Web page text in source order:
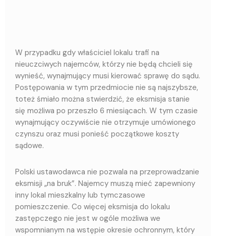
W przypadku gdy właściciel lokalu trafi na
nieuczciwych najemców, którzy nie będą chcieli się
wynieść, wynajmujący musi kierować sprawę do sądu.
Postępowania w tym przedmiocie nie są najszybsze,
toteż śmiało można stwierdzić, że eksmisja stanie
się możliwa po przeszło 6 miesiącach. W tym czasie
wynajmujący oczywiście nie otrzymuje umówionego
czynszu oraz musi ponieść początkowe koszty
sądowe.
Polski ustawodawca nie pozwala na przeprowadzanie
eksmisji „na bruk”. Najemcy muszą mieć zapewniony
inny lokal mieszkalny lub tymczasowe
pomieszczenie. Co więcej eksmisja do lokalu
zastępczego nie jest w ogóle możliwa we
wspomnianym na wstępie okresie ochronnym, który